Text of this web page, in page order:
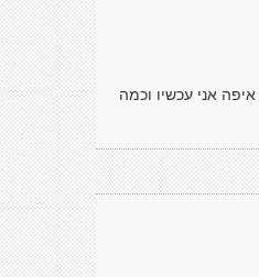
אני עכשיו וכמה